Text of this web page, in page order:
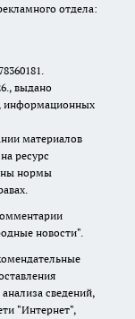
отдела:
выдано
информационных
материалов
ресурс
нормы
новости".
сведений,
"Интернет",